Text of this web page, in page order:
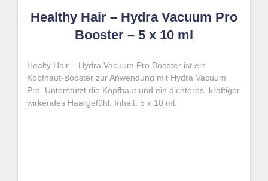
Healthy Hair – Hydra Vacuum Pro
Booster – 5 x 10 ml
Healty Hair – Hydra Vacuum Pro Booster ist ein
Kopfhaut-Booster zur Anwendung mit Hydra Vacuum
Pro. Unterstützt die Kopfhaut und ein dichteres, kräftiger
wirkendes Haargefühl. Inhalt: 5 x 10 ml.